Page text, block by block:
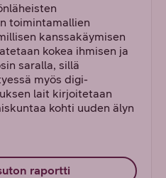
toimintamallien
kanssakäymisen
kokea ihmisen ja
saralla, sillä
myös digi-
lait kirjoitetaan
kohti uuden älyn
raportti